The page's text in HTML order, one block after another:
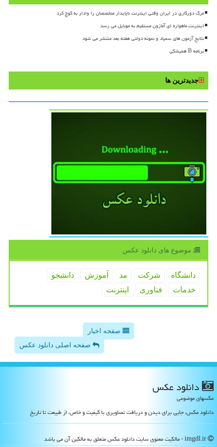
مرگ دورکاری در ایران وقتی اینترنت ناپایدار متخصصان را وادار به کوچ کرد
اینترنت ماهواره ای آمازون مستقیم به موبایل می رسد
نتایج آزمون های سمپاد و نمونه دولتی هفته بعد منتشر می شود
برنامه B همیشگی
جدیدترین ها
موضوع های دانلود عكس
دانشگاه شركت مد آموزش
دانشجو
خدمات
فناوری اینترنت
صفحه اخبار
صفحه اصلی دانلود عکس
دانلود عكس
عکسهای موضوعی
دانلود عکس، جایی برای دیدن و دریافت تصاویری با کیفیت و خاص، از طبیعت تا تاریخ